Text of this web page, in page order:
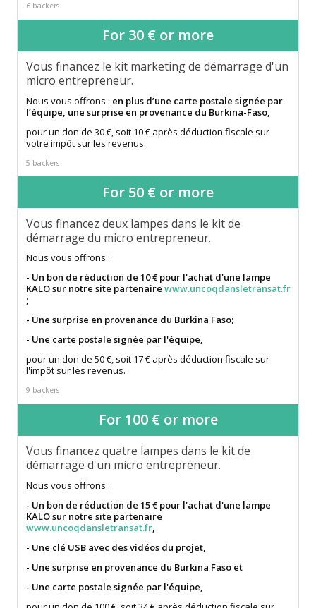
6 backers
For 30 € or more
Vous financez le kit marketing de démarrage d'un
micro entrepreneur.
Nous vous offrons : en plus d’une carte postale signée par
l’équipe, une surprise en provenance du Burkina-Faso,
pour un don de 30 €, soit 10 € après déduction fiscale sur
votre impôt sur les revenus.
5 backers
For 50 € or more
Vous financez deux lampes dans le kit de
démarrage du micro entrepreneur.
Nous vous offrons :
- Un bon de réduction de 10 € pour l'achat d'une lampe
KALO sur notre site partenaire www.uncoqdansletransat.fr
;
- Une surprise en provenance du Burkina Faso;
- Une carte postale signée par l'équipe,
pour un don de 50 €, soit 17 € après déduction fiscale sur
l'impôt sur les revenus.
9 backers
For 100 € or more
Vous financez quatre lampes dans le kit de
démarrage d'un micro entrepreneur.
Nous vous offrons :
- Un bon de réduction de 15 € pour l'achat d'une lampe
KALO sur notre site partenaire
www.uncoqdansletransat.fr,
- Une clé USB avec des vidéos du projet,
- Une surprise en provenance du Burkina Faso et
- Une carte postale signée par l'équipe,